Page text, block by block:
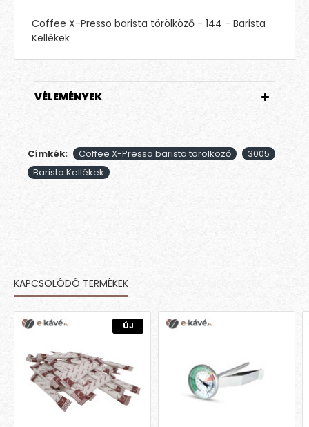
Coffee X-Presso barista törölköző - 144 - Barista
Kellékek
VÉLEMÉNYEK
Címkék: Coffee X-Presso barista törölköző
3005
Barista Kellékek
KAPCSOLÓDÓ TERMÉKEK
ÚJ